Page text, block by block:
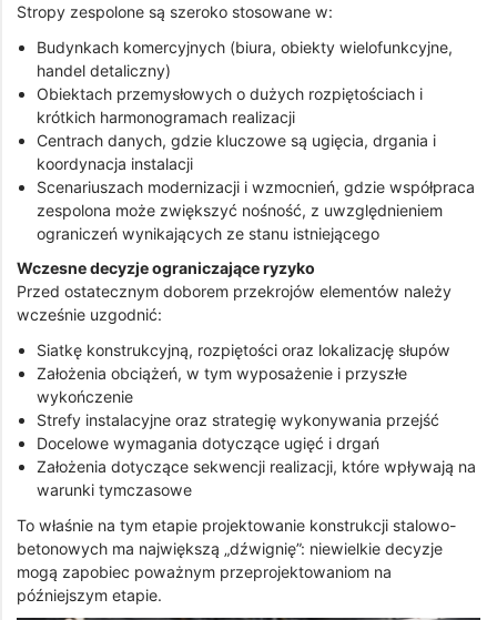
Stropy zespolone są szeroko stosowane w:
Budynkach komercyjnych (biura, obiekty wielofunkcyjne,
handel detaliczny)
Obiektach przemysłowych o dużych rozpiętościach i
krótkich harmonogramach realizacji
Centrach danych, gdzie kluczowe są ugięcia, drgania i
koordynacja instalacji
Scenariuszach modernizacji i wzmocnień, gdzie współpraca
zespolona może zwiększyć nośność, z uwzględnieniem
ograniczeń wynikających ze stanu istniejącego
Wczesne decyzje ograniczające ryzyko
Przed ostatecznym doborem przekrojów elementów należy
wcześnie uzgodnić:
Siatkę konstrukcyjną, rozpiętości oraz lokalizację słupów
Założenia obciążeń, w tym wyposażenie i przyszłe
wykończenie
Strefy instalacyjne oraz strategię wykonywania przejść
Docelowe wymagania dotyczące ugięć i drgań
Założenia dotyczące sekwencji realizacji, które wpływają na
warunki tymczasowe
To właśnie na tym etapie projektowanie konstrukcji stalowo-
betonowych ma największą „dźwignię”: niewielkie decyzje
mogą zapobiec poważnym przeprojektowaniom na
późniejszym etapie.